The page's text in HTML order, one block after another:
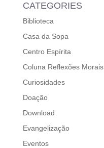
CATEGORIES
Biblioteca
Casa da Sopa
Centro Espírita
Coluna Reflexões Morais
Curiosidades
Doação
Download
Evangelização
Eventos